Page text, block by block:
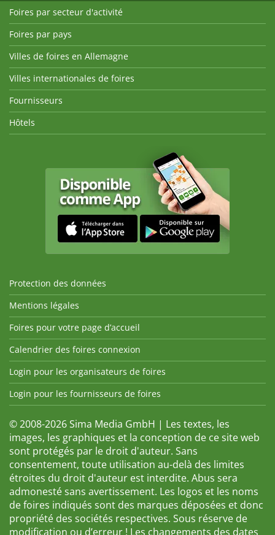
Foires par secteur d'activité
Foires par pays
Villes de foires en Allemagne
Villes internationales de foires
Fournisseurs
Hôtels
Protection des données
Mentions légales
Foires pour votre page d’accueil
Calendrier des foires connexion
Login pour les organisateurs de foires
Login pour les fournisseurs de foires
© 2008-2026 Sima Media GmbH | Les textes, les
images, les graphiques et la conception de ce site web
sont protégés par le droit d'auteur. Sans
consentement, toute utilisation au-delà des limites
étroites du droit d'auteur est interdite. Abus sera
admonesté sans avertissement. Les logos et les noms
de foires indiqués sont des marques déposées et donc
propriété des sociétés respectives. Sous réserve de
modification ou d’erreur ! Les changements des dates